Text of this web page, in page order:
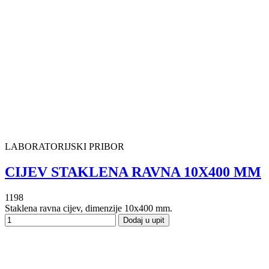
LABORATORIJSKI PRIBOR
CIJEV STAKLENA RAVNA 10X400 MM
1198
Staklena ravna cijev, dimenzije 10x400 mm.
Dodaj u upit